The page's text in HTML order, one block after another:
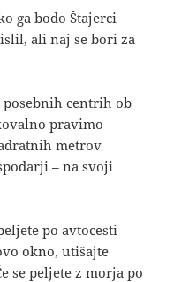
ga bodo Štajerci
ali naj se bori za
posebnih centrih ob
pravimo –
metrov
– na svoji
po avtocesti
okno, utišajte
se peljete z morja po